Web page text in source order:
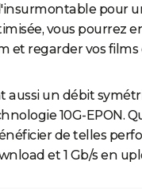
pour
vous pourrez
et regarder vos
aussi un débit
10G-EPON.
de telles
et 1 Gb/s en